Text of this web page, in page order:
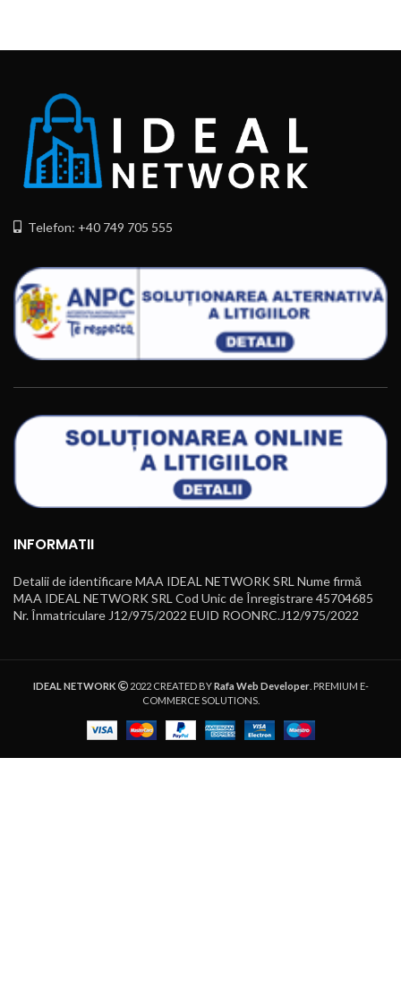
Telefon: +40 749 705 555
INFORMATII
Detalii de identificare MAA IDEAL NETWORK SRL Nume firmă
MAA IDEAL NETWORK SRL Cod Unic de Înregistrare 45704685
Nr. Înmatriculare J12/975/2022 EUID ROONRC.J12/975/2022
IDEAL NETWORK 2022 CREATED BYRafa Web Developer. PREMIUM E-
COMMERCE SOLUTIONS.